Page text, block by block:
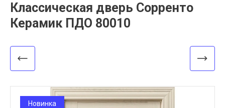
Классическая дверь Сорренто
Керамик ПДО 80010
Новинка